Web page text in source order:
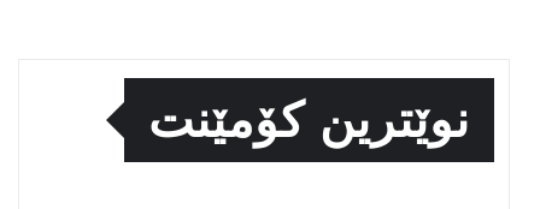
نوێترین کۆمێنت